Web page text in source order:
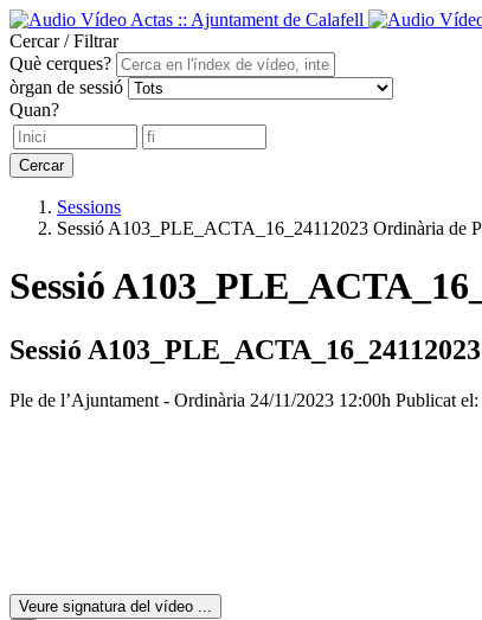
Cercar / Filtrar
Què cerques?
òrgan de sessió
Quan?
Cercar
Sessions
Sessió A103_PLE_ACTA_16_24112023 Ordinària de
Sessió
Sessió
Ple de l’Ajuntament - Ordinària 24/11/2023 12:00h Publicat
Veure signatura del vídeo